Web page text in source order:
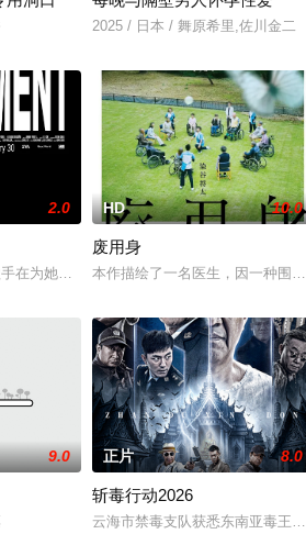
2025 / 日本 / 舞原希里,佐川金二
2.0
在为她的巡回演唱会首秀做准备的同时，努
HD 10.0
废用身
本作描绘了一名医生，因一种围
9.0 正片 8.0
斩毒行动2026
云海市禁毒支队获悉东南亚毒王